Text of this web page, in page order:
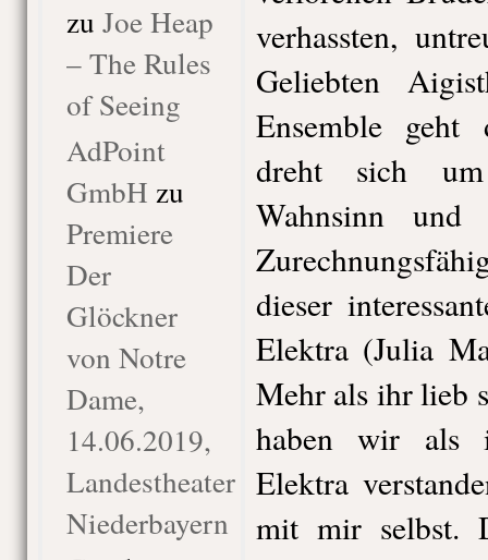
zu Joe Heap
– The Rules
of Seeing
AdPoint
GmbH zu
Premiere
Der
Glöckner
von Notre
Dame,
14.06.2019,
Landestheater
Niederbayern
verhassten,
Geliebten
Ensemble geht
dreht sich
Wahnsinn
dieser
Elektra (Julia
Mehr als ihr lieb
haben wir als
Elektra
mit mir selbst.